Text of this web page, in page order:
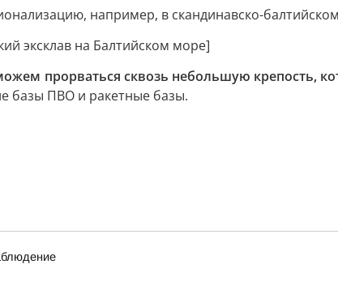
например, в скандинавско-
эксклав на Балтийском море]
прорваться сквозь небольшую крепость,
базы ПВО и ракетные базы.